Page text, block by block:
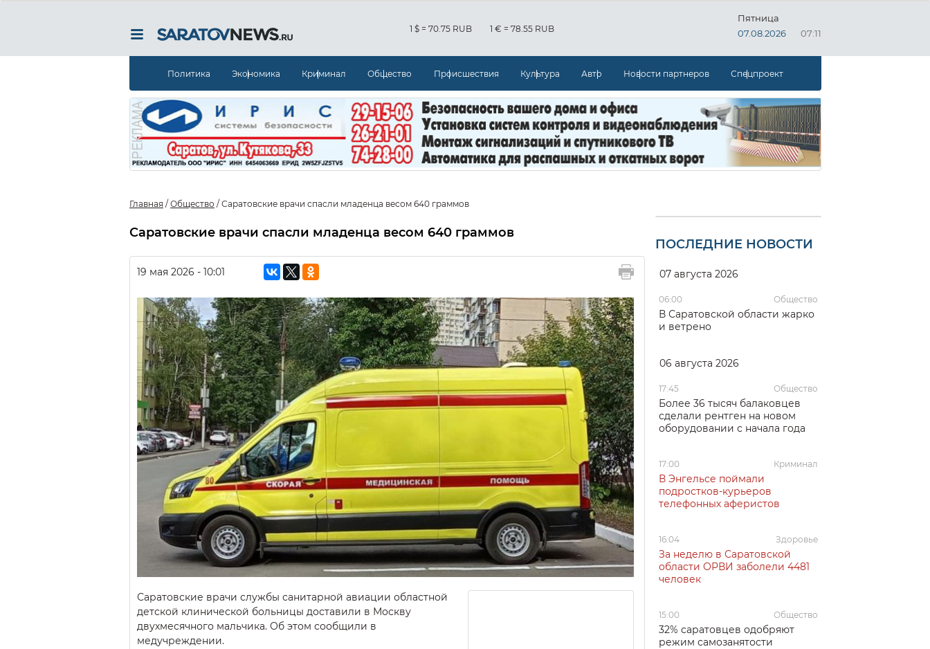
1 $ = 70.75 RUB 1 € = 78.55 RUB
Пятница
07.08.2026
07:11
Политика Экономика Криминал Общество Происшествия Культура Авто Новости партнеров Спецпроект
Главная / Общество / Саратовские врачи спасли младенца весом 640 граммов
Саратовские врачи спасли младенца весом 640 граммов
19 мая 2026 - 10:01
Саратовские врачи службы санитарной авиации областной
детской клинической больницы доставили в Москву
двухмесячного мальчика. Об этом сообщили в
медучреждении.
ПОСЛЕДНИЕ НОВОСТИ
07 августа 2026
06:00 Общество
В Саратовской области жарко
и ветрено
06 августа 2026
17:45 Общество
Более 36 тысяч балаковцев
сделали рентген на новом
оборудовании с начала года
17:00 Криминал
В Энгельсе поймали
подростков-курьеров
телефонных аферистов
16:04 Здоровье
За неделю в Саратовской
области ОРВИ заболели 4481
человек
15:00 Общество
32% саратовцев одобряют
режим самозанятости